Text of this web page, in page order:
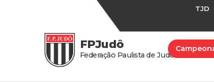
TJD
FPJudô
Federação Paulista de Judô